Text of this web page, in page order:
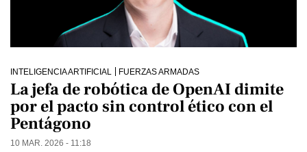
INTELIGENCIA ARTIFICIAL FUERZAS ARMADAS
La jefa de robótica de OpenAI dimite
por el pacto sin control ético con el
Pentágono
10 MAR. 2026 - 11:18